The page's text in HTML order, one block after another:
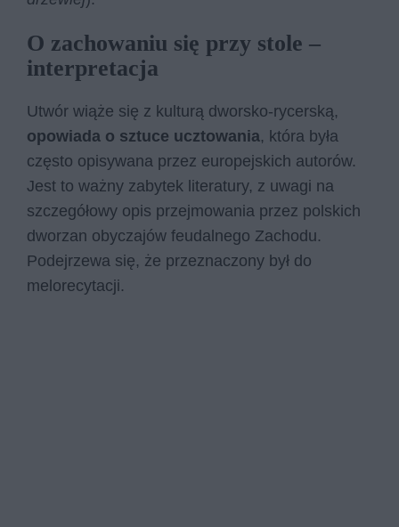
O zachowaniu się przy stole –
interpretacja
Utwór wiąże się z kulturą dworsko-rycerską,
opowiada o sztuce ucztowania, która była
często opisywana przez europejskich autorów.
Jest to ważny zabytek literatury, z uwagi na
szczegółowy opis przejmowania przez polskich
dworzan obyczajów feudalnego Zachodu.
Podejrzewa się, że przeznaczony był do
melorecytacji.